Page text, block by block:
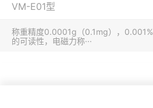
VM-E01型
称重精度0.0001g（0.1mg），0.001%
的可读性，电磁力称···